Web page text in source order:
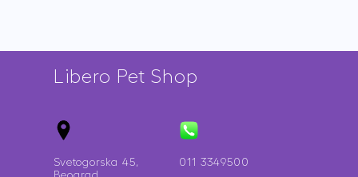
Libero Pet Shop
Svetogorska 45,
011 3349500